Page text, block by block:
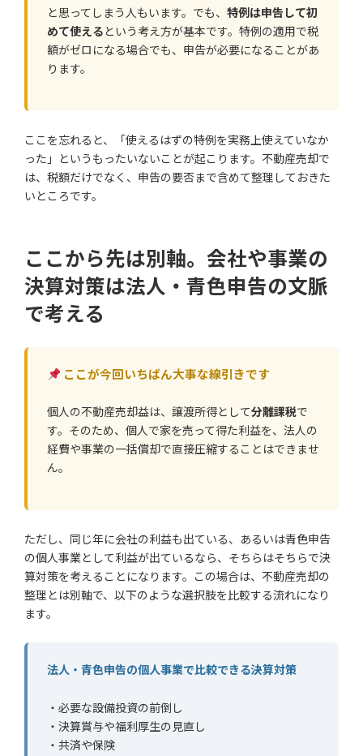
と思ってしまう人もいます。でも、 特例は申告して初
めて使えるという考え方が基本です。特例の適用で税
額がゼロになる場合でも、申告が必要になることがあ
ります。
ここを忘れると、「使えるはずの特例を実務上使えていなか
った」というもったいないことが起こります。不動産売却で
は、税額だけでなく、申告の要否まで含めて整理しておきた
いところです。
ここから先は別軸。会社や事業の
決算対策は法人・青色申告の文脈
で考える
ここが今回いちばん大事な線引きです
個人の不動産売却益は、譲渡所得として分離課税で
す。そのため、個人で家を売って得た利益を、法人の
経費や事業の一括償却で直接圧縮することはできませ
ん。
ただし、同じ年に会社の利益も出ている、あるいは青色申告
の個人事業として利益が出ているなら、そちらはそちらで決
算対策を考えることになります。この場合は、不動産売却の
整理とは別軸で、以下のような選択肢を比較する流れになり
ます。
法人・青色申告の個人事業で比較できる決算対策
・必要な設備投資の前倒し
・決算賞与や福利厚生の見直し
・共済や保険